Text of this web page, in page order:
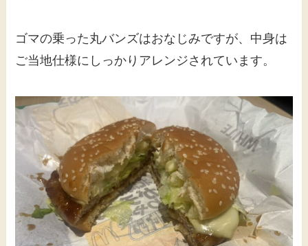
ゴマの乗った丸バンズはおなじみですが、中身は
ご当地仕様にしっかりアレンジされています。